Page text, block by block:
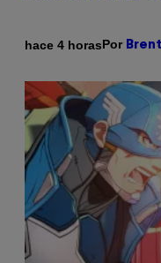
hace 4 horasPor